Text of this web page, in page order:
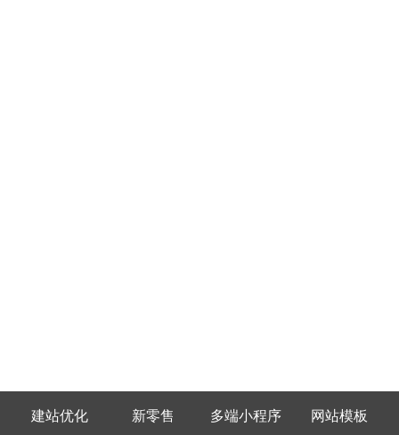
建站优化 新零售 多端小程序 网站模板